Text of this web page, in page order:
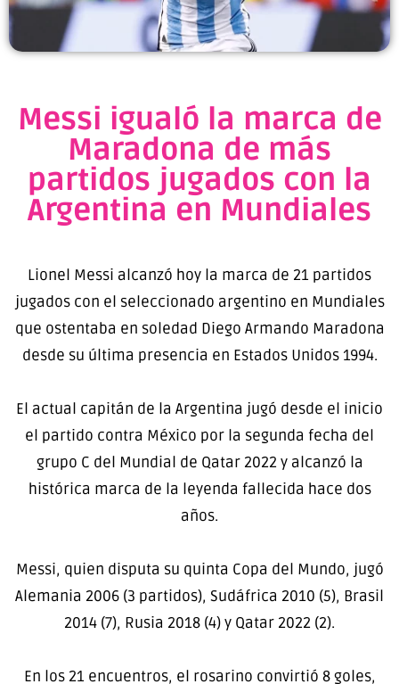
Messi igualó la marca de
Maradona de más
partidos jugados con la
Argentina en Mundiales
Lionel Messi alcanzó hoy la marca de 21 partidos
jugados con el seleccionado argentino en Mundiales
que ostentaba en soledad Diego Armando Maradona
desde su última presencia en Estados Unidos 1994.
El actual capitán de la Argentina jugó desde el inicio
el partido contra México por la segunda fecha del
grupo C del Mundial de Qatar 2022 y alcanzó la
histórica marca de la leyenda fallecida hace dos
años.
Messi, quien disputa su quinta Copa del Mundo, jugó
Alemania 2006 (3 partidos), Sudáfrica 2010 (5), Brasil
2014 (7), Rusia 2018 (4) y Qatar 2022 (2).
En los 21 encuentros, el rosarino convirtió 8 goles,